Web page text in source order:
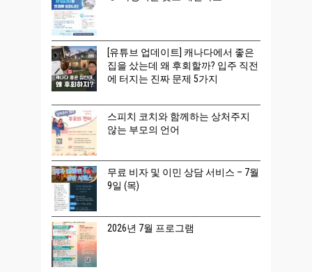
[유튜브 업데이트] 캐나다에서 좋은
집을 샀는데 왜 후회할까? 입주 직전
에 터지는 진짜 문제 5가지
스피치 코치와 함께하는 상처주지
않는 부모의 언어
무료 비자 및 이민 상담 서비스 – 7월
9일 (목)
2026년 7월 프로그램